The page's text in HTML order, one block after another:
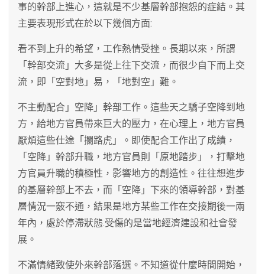
事的幹部上進心，這就是不少基層幹部抱怨的症結。其
主要表現形式在於以下幾個方面:
看不到上升的希望，工作熱情受挫。長期以來，所謂
「幹部交流」大多是從上往下交流，而很少自下而上交
流，即「空對地」易，「地對空」難。
不主動配合」空降」幹部工作。這些天之驕子空降到地
方，給地方官員帶來巨大的壓力，在心理上，地方官員
厭煩這些仕途「攔路虎」。即使配合工作出了成績，
「空降」幹部升職，地方官員則「原地踏步」，打擊地
方官員升職的積極性，影響地方的創造性。往往想進步
的基層幹部上不去，而「空降」下來的領導幹部，對基
層情況一竅不通，結果是地方某些工作在交接期後一兩
年內，處於停滯狀態.受傷的是當地經濟建設和社會發
展。
不滿情緒致使外來幹部落選。不知道從什麼時間開始，